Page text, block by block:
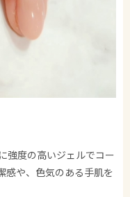
強度の高いジェルでコー
感や、色気のある手肌を